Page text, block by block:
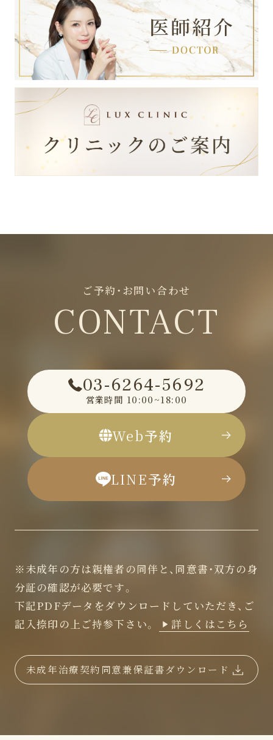
ご予約・お問い合わせ
CONTACT
03-6264-5692
営業時間 10:00~18:00
Web予約
LINE予約
※未成年の方は親権者の同伴と、同意書・双方の身
分証の確認が必要です。
下記PDFデータをダウンロードしていただき、ご
記入捺印の上ご持参下さい。
詳しくはこちら
未成年治療契約同意兼保証書ダウンロード